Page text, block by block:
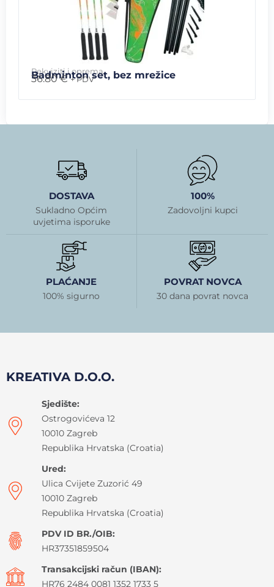
Rekviziti i oprema
Badminton set, bez mrežice
36.80€ + PDV
DOSTAVA
Sukladno Općim
uvjetima isporuke
100%
Zadovoljni kupci
PLAĆANJE
100% sigurno
POVRAT NOVCA
30 dana povrat novca
KREATIVA D.O.O.
Sjedište:
Ostrogovićeva 12
10010 Zagreb
Republika Hrvatska (Croatia)
Ured:
Ulica Cvijete Zuzorić 49
10010 Zagreb
Republika Hrvatska (Croatia)
PDV ID BR./OIB:
HR37351859504
Transakcijski račun (IBAN):
HR76 2484 0081 1352 1733 5